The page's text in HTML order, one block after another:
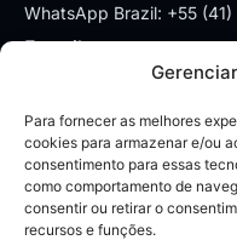
Para fornecer as melhores
cookies para armazenar e/ou
consentimento para essas
como comportamento de
consentir ou retirar o
recursos e funções.
WhatsApp Brazil: +55
E-mail:
SÃO PAULO
Av. Dr. Chucri Zaidan,
Vila São Francisco/SP -
Segunda à Sexta: 08:00